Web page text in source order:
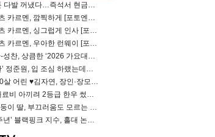
임영웅, 돈 다발 꺼냈다…즉석서 현금으로 수당 챙겨주는 ‘구단주’
하츠투하츠 카르멘, 깜찍하게 [포토엔HD]
하츠투하츠 카르멘, 싱그럽게 인사 [포토엔HD]
하츠투하츠 카르멘, 우아한 런웨이 [포토엔HD]
시온-이안-성찬, 상큼한 ‘2026 가요대전 썸머’ MC [포토엔HD]
‘태도 논란’ 정준원, 입 조심 하랬는데…‘유부녀 킬러’ 열혈 홍보→시청률 껑충[종합]
이상호 “10살 어린 ♥김자연, 장인·장모님 내 동안에 깜짝 놀라 허락”(아침마당)
정호영, 재료비 아끼려 2등급 한우 썼다 위기 “고기 질겨” 혹평(스레파)
김구라 늦둥이 딸, 부끄러움도 모르는 끼쟁이…그리 “걔가 연예인 됐어야”(김그리)
‘데뷔 10주년’ 블랙핑크 지수, 홀대 논란 속 사과했는데…팬들 만난 뒤 눈물